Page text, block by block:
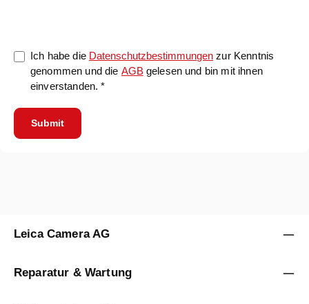
Ich habe die Datenschutzbestimmungen zur Kenntnis
genommen und die AGBgelesen und bin mit ihnen
einverstanden. *
Submit
Leica Camera AG
Reparatur & Wartung